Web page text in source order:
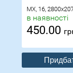
MX, 16,
в наявності
450.00